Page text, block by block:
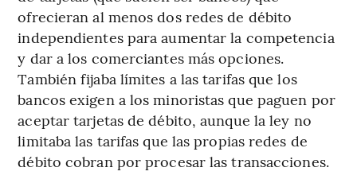
ofrecieran al menos dos redes de débito
independientes para aumentar la competencia
y dar a los comerciantes más opciones.
También fijaba límites a las tarifas que los
bancos exigen a los minoristas que paguen por
aceptar tarjetas de débito, aunque la ley no
limitaba las tarifas que las propias redes de
débito cobran por procesar las transacciones.